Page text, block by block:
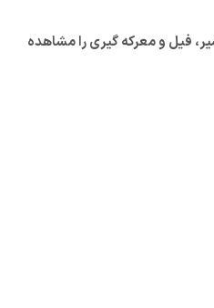
فیل و معرکه گیری را مشاهده